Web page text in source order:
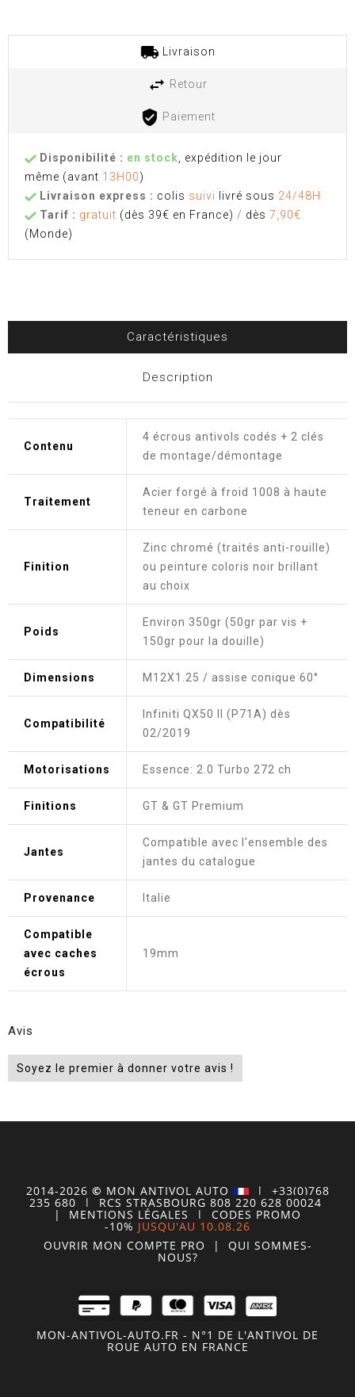
Livraison
Retour
Paiement
Disponibilité : en stock, expédition le jour
même (avant 13H00)
Livraison express : colis suivi livré sous 24/48H
Tarif : gratuit (dès 39€ en France) / dès 7,90€
(Monde)
Caractéristiques
Description
Contenu
4 écrous antivols codés + 2 clés
de montage/démontage
Traitement
Acier forgé à froid 1008 à haute
teneur en carbone
Finition
Zinc chromé (traités anti-rouille)
ou peinture coloris noir brillant
au choix
Poids
Environ 350gr (50gr par vis +
150gr pour la douille)
Dimensions M12X1.25 / assise conique 60°
Compatibilité
Infiniti QX50 II (P71A) dès
02/2019
Motorisations Essence: 2.0 Turbo 272 ch
Finitions GT & GT Premium
Jantes
Compatible avec l'ensemble des
jantes du catalogue
Provenance Italie
Compatible
avec caches
écrous
19mm
Avis
Soyez le premier à donner votre avis !
2014-2026 © MON ANTIVOL AUTO | +33(0)768
235 680 | RCS STRASBOURG 808 220 628 00024
| MENTIONS LÉGALES | CODES PROMO
-10% JUSQU'AU 10.08.26
OUVRIR MON COMPTE PRO | QUI SOMMES-
NOUS?
MON-ANTIVOL-AUTO.FR - N°1 DE L'ANTIVOL DE
ROUE AUTO EN FRANCE